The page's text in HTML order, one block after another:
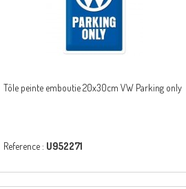
Tôle peinte emboutie 20x30cm VW Parking only
Reference : U952271